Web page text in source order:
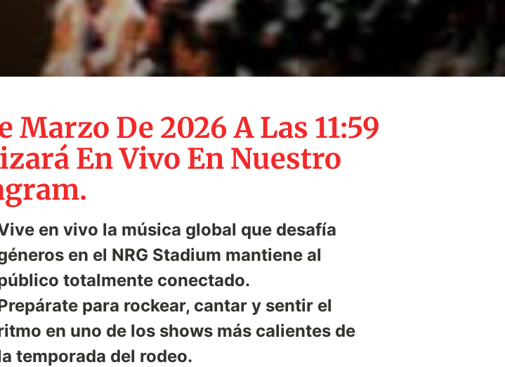
Marzo De 2026 A Las 11:59
En Vivo En Nuestro
en vivo la música global que desafía
en el NRG Stadium mantiene al
totalmente conectado.
para rockear, cantar y sentir el
en uno de los shows más calientes de
temporada del rodeo.